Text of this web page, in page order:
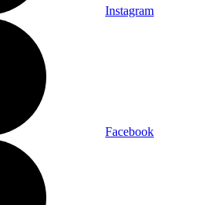
Instagram
Facebook